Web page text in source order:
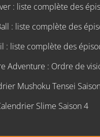
: liste complète des
: liste complète des
: liste complète des
Adventure : Ordre de
Mushoku Tensei
Slime Saison 4